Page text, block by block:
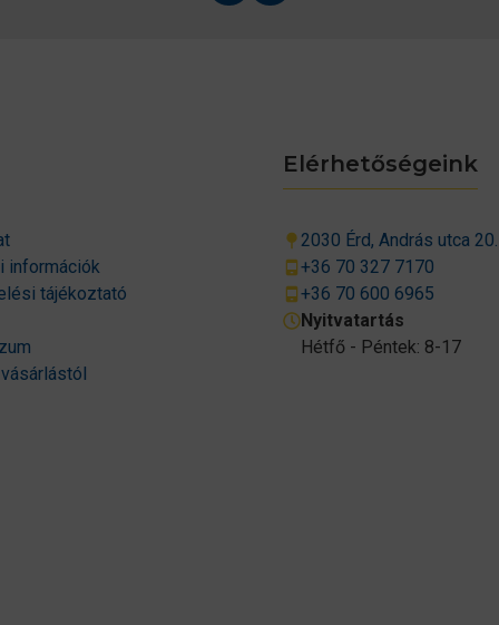
információk
tájékoztató
Elérhetőségeink
2030 Érd, András utca 20.
+36 70 327 7170
+36 70 600 6965
Nyitvatartás
Hétfő - Péntek: 8-17